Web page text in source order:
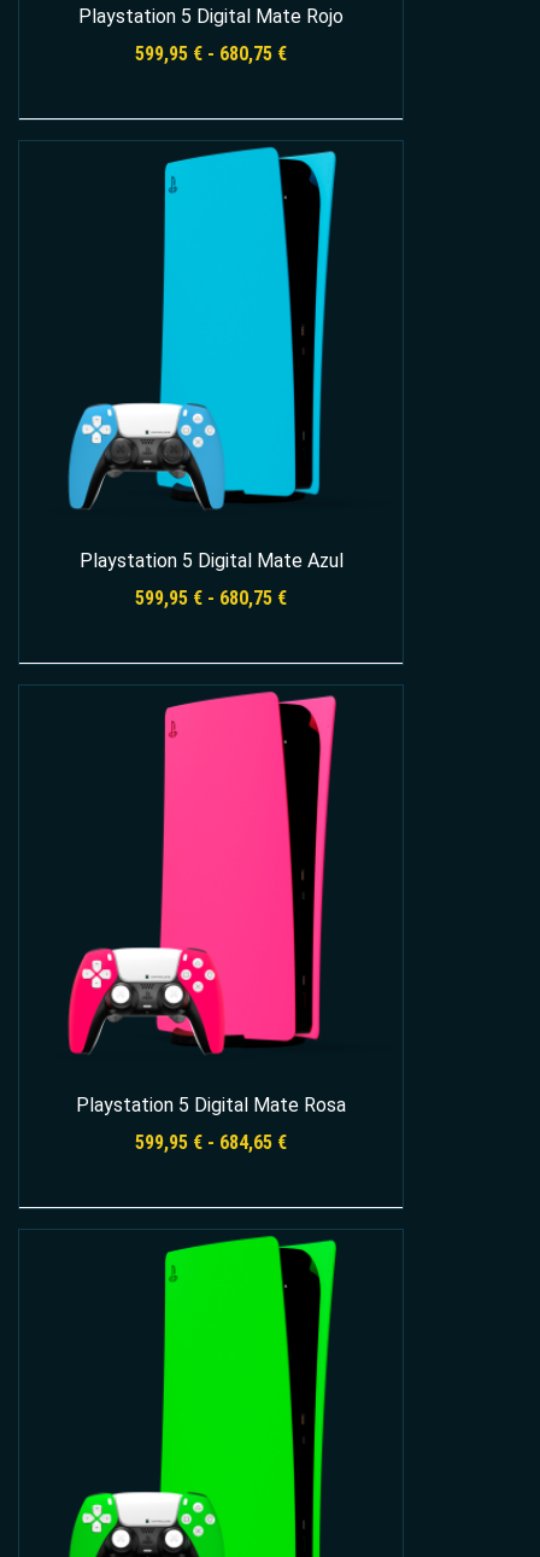
Playstation 5 Digital Mate Rojo
599,95 € - 680,75 €Rango
desde
599,95 €
hasta
680,75 €
Seleccionar opciones
Playstation 5 Digital Mate Azul
599,95 € - 680,75 €Rango
desde
599,95 €
hasta
680,75 €
Seleccionar opciones
Playstation 5 Digital Mate Rosa
599,95 € - 684,65 €Rango
desde
599,95 €
hasta
684,65 €
Seleccionar opciones